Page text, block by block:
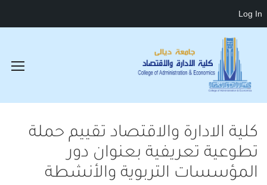
Log In
كلية الادارة والاقتصاد تقييم حملة
تطوعية تعريفية بعنوان دور
المؤسسات التربوية والأنشطة